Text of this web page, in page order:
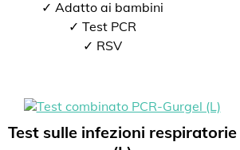
✓ Adatto ai bambini
✓ Test PCR
✓ RSV
Test sulle infezioni respiratorie